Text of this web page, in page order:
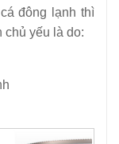
đông lạnh thì
chủ yếu là do: